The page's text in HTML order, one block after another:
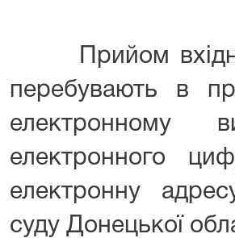
Прийом вхiдної
перебувають в
електронному
електронного
електронну
суду Донецької